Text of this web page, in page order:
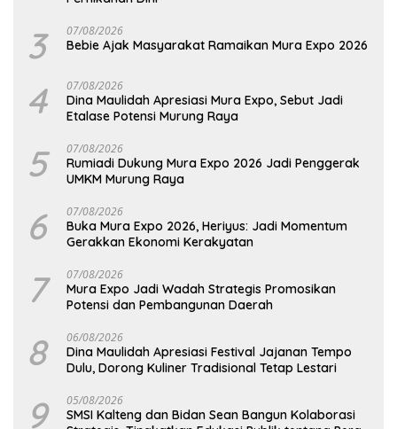
3 07/08/2026
Bebie Ajak Masyarakat Ramaikan Mura Expo 2026
4 07/08/2026
Dina Maulidah Apresiasi Mura Expo, Sebut Jadi
Etalase Potensi Murung Raya
5 07/08/2026
Rumiadi Dukung Mura Expo 2026 Jadi Penggerak
UMKM Murung Raya
6 07/08/2026
Buka Mura Expo 2026, Heriyus: Jadi Momentum
Gerakkan Ekonomi Kerakyatan
7 07/08/2026
Mura Expo Jadi Wadah Strategis Promosikan
Potensi dan Pembangunan Daerah
8 06/08/2026
Dina Maulidah Apresiasi Festival Jajanan Tempo
Dulu, Dorong Kuliner Tradisional Tetap Lestari
9 05/08/2026
SMSI Kalteng dan Bidan Sean Bangun Kolaborasi